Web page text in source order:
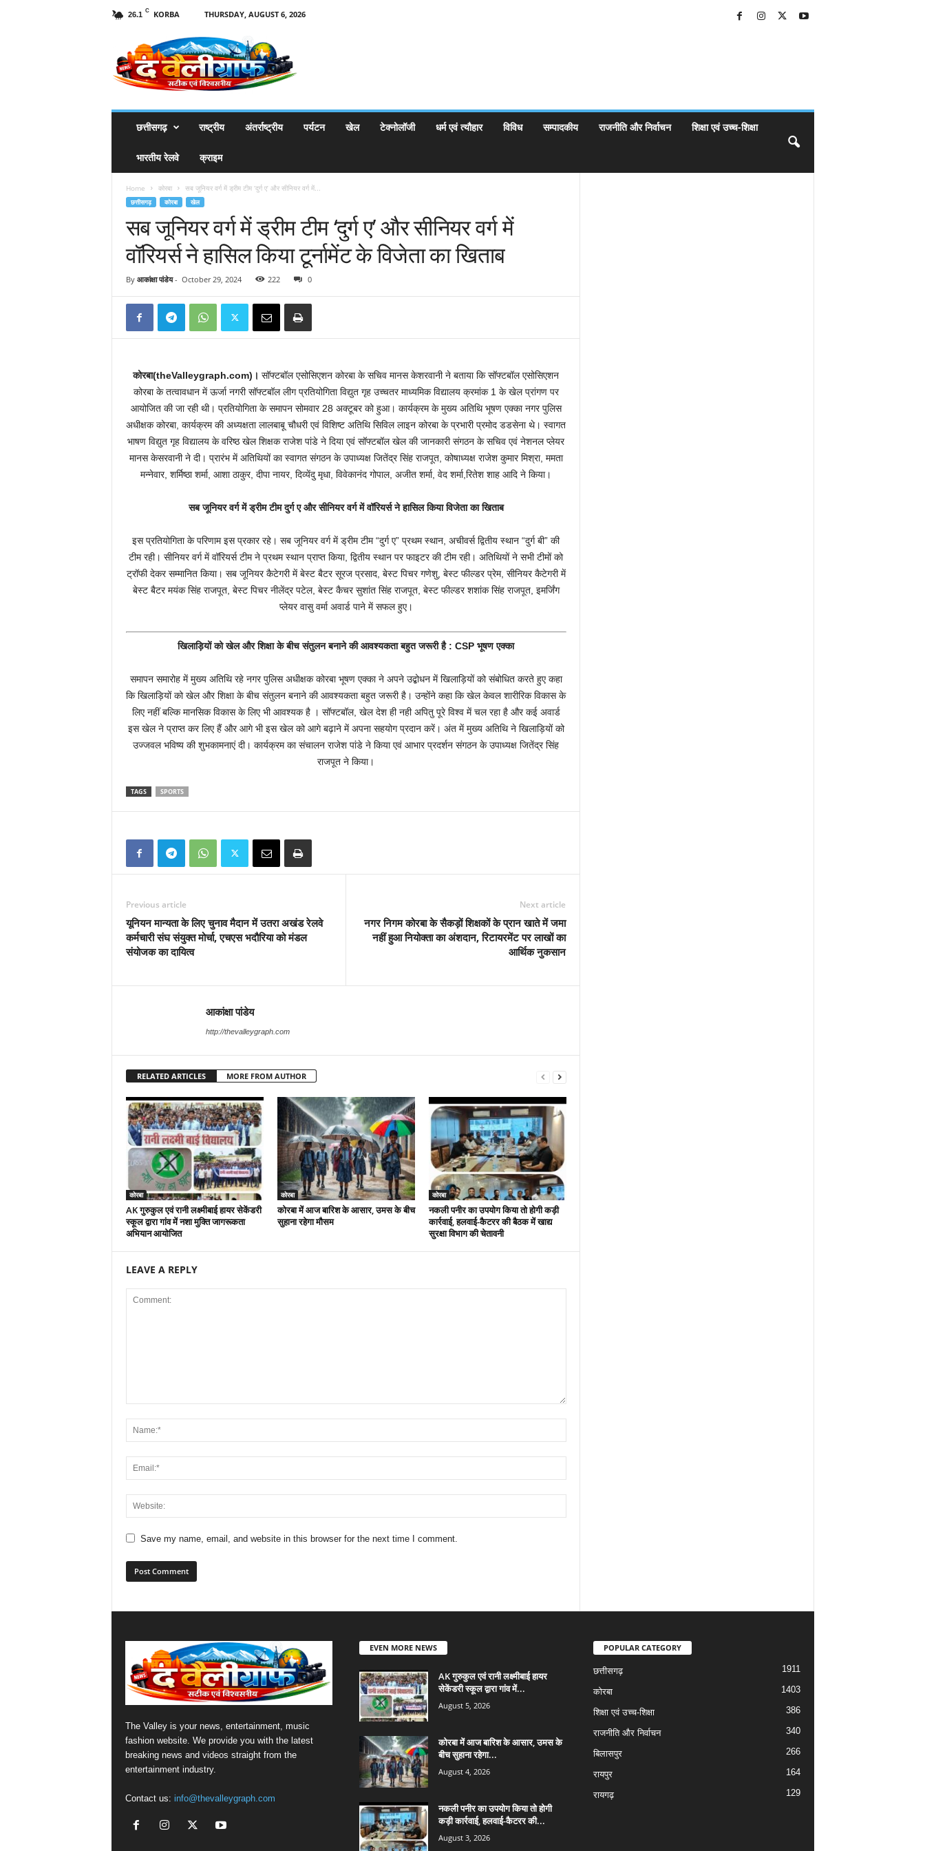
26.1 C KORBA
THURSDAY, AUGUST 6, 2026
V
छत्तीसगढ़ राष्ट्रीय अंतर्राष्ट्रीय पर्यटन खेल टेक्नोलॉजी धर्म एवं त्यौहार विविध सम्पादकीय राजनीति और निर्वाचन शिक्षा एवं उच्च-शिक्षा
भारतीय रेलवे क्राइम
Home कोरबा सब जूनियर वर्ग में ड्रीम टीम ‘दुर्ग ए’ और सीनियर वर्ग में...
छत्तीसगढ़ कोरबा खेल
सब जूनियर वर्ग में ड्रीम टीम ‘दुर्ग ए’ और सीनियर वर्ग में
वॉरियर्स ने हासिल किया टूर्नामेंट के विजेता का खिताब
By आकांक्षा पांडेय- October 29, 2024 222 0
कोरबा(theValleygraph.com)। सॉफ्टबॉल एसोसिएशन कोरबा के सचिव मानस केशरवानी ने बताया कि सॉफ्टबॉल एसोसिएशन
कोरबा के तत्वावधान में ऊर्जा नगरी सॉफ्टबॉल लीग प्रतियोगिता विद्युत गृह उच्चतर माध्यमिक विद्यालय क्रमांक 1 के खेल प्रांगण पर
आयोजित की जा रही थी। प्रतियोगिता के समापन सोमवार 28 अक्टूबर को हुआ। कार्यक्रम के मुख्य अतिथि भूषण एक्का नगर पुलिस
अधीक्षक कोरबा, कार्यक्रम की अध्यक्षता लालबाबू चौधरी एवं विशिष्ट अतिथि सिविल लाइन कोरबा के प्रभारी प्रमोद डडसेना थे। स्वागत
भाषण विद्युत गृह विद्यालय के वरिष्ठ खेल शिक्षक राजेश पांडे ने दिया एवं सॉफ्टबॉल खेल की जानकारी संगठन के सचिव एवं नेशनल प्लेयर
मानस केसरवानी ने दी। प्रारंभ में अतिथियों का स्वागत संगठन के उपाध्यक्ष जितेंद्र सिंह राजपूत, कोषाध्यक्ष राजेश कुमार मिश्रा, ममता
मन्नेवार, शर्मिष्ठा शर्मा, आशा ठाकुर, दीपा नायर, दिव्येंदु मृधा, विवेकानंद गोपाल, अजीत शर्मा, वेद शर्मा,रितेश शाह आदि ने किया।
सब जूनियर वर्ग में ड्रीम टीम दुर्ग ए और सीनियर वर्ग में वॉरियर्स ने हासिल किया विजेता का खिताब
इस प्रतियोगिता के परिणाम इस प्रकार रहे। सब जूनियर वर्ग में ड्रीम टीम “दुर्ग ए” प्रथम स्थान, अचीवर्स द्वितीय स्थान “दुर्ग बी” की
टीम रही। सीनियर वर्ग में वॉरियर्स टीम ने प्रथम स्थान प्राप्त किया, द्वितीय स्थान पर फाइटर की टीम रही। अतिथियों ने सभी टीमों को
ट्रॉफी देकर सम्मानित किया। सब जूनियर कैटेगरी में बेस्ट बैटर सूरज प्रसाद, बेस्ट पिचर गणेशु, बेस्ट फील्डर प्रेम, सीनियर कैटेगरी में
बेस्ट बैटर मयंक सिंह राजपूत, बेस्ट पिचर नीलेंद्र पटेल, बेस्ट कैचर सुशांत सिंह राजपूत, बेस्ट फील्डर शशांक सिंह राजपूत, इमर्जिंग
प्लेयर वासु वर्मा अवार्ड पाने में सफल हुए।
खिलाड़ियों को खेल और शिक्षा के बीच संतुलन बनाने की आवश्यकता बहुत जरूरी है : CSP भूषण एक्का
समापन समारोह में मुख्य अतिथि रहे नगर पुलिस अधीक्षक कोरबा भूषण एक्का ने अपने उद्बोधन में खिलाड़ियों को संबोधित करते हुए कहा
कि खिलाड़ियों को खेल और शिक्षा के बीच संतुलन बनाने की आवश्यकता बहुत जरूरी है। उन्होंने कहा कि खेल केवल शारीरिक विकास के
लिए नहीं बल्कि मानसिक विकास के लिए भी आवश्यक है । सॉफ्टबॉल, खेल देश ही नही अपितु पूरे विश्व में चल रहा है और कई अवार्ड
इस खेल ने प्राप्त कर लिए हैं और आगे भी इस खेल को आगे बढ़ाने में अपना सहयोग प्रदान करें। अंत में मुख्य अतिथि ने खिलाड़ियों को
उज्जवल भविष्य की शुभकामनाएं दी। कार्यक्रम का संचालन राजेश पांडे ने किया एवं आभार प्रदर्शन संगठन के उपाध्यक्ष जितेंद्र सिंह
राजपूत ने किया।
TAGS SPORTS
Previous article
यूनियन मान्यता के लिए चुनाव मैदान में उतरा अखंड रेलवे
कर्मचारी संघ संयुक्त मोर्चा, एचएस भदौरिया को मंडल
संयोजक का दायित्व
Next article
नगर निगम कोरबा के सैकड़ों शिक्षकों के प्रान खाते में जमा
नहीं हुआ नियोक्ता का अंशदान, रिटायरमेंट पर लाखों का
आर्थिक नुकसान
आकांक्षा पांडेय
http://thevalleygraph.com
RELATED ARTICLES MORE FROM AUTHOR
कोरबा
AK गुरुकुल एवं रानी लक्ष्मीबाई हायर सेकेंडरी
स्कूल द्वारा गांव में नशा मुक्ति जागरूकता
अभियान आयोजित
कोरबा
कोरबा में आज बारिश के आसार, उमस के बीच
सुहाना रहेगा मौसम
कोरबा
नकली पनीर का उपयोग किया तो होगी कड़ी
कार्रवाई, हलवाई-कैटरर की बैठक में खाद्य
सुरक्षा विभाग की चेतावनी
LEAVE A REPLY
Save my name, email, and website in this browser for the next time I comment.
The Valley is your news, entertainment, music
fashion website. We provide you with the latest
breaking news and videos straight from the
entertainment industry.
Contact us: info@thevalleygraph.com
EVEN MORE NEWS
AK गुरुकुल एवं रानी लक्ष्मीबाई हायर
सेकेंडरी स्कूल द्वारा गांव में...
August 5, 2026
कोरबा में आज बारिश के आसार, उमस के
बीच सुहाना रहेगा...
August 4, 2026
नकली पनीर का उपयोग किया तो होगी
कड़ी कार्रवाई, हलवाई-कैटरर की...
August 3, 2026
POPULAR CATEGORY
छत्तीसगढ़ 1911
कोरबा 1403
शिक्षा एवं उच्च-शिक्षा 386
राजनीति और निर्वाचन 340
बिलासपुर 266
रायपुर 164
रायगढ़ 129